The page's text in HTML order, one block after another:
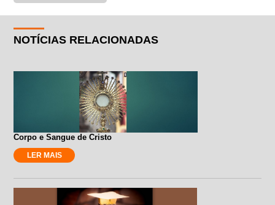
NOTÍCIAS RELACIONADAS
Corpo e Sangue de Cristo
LER MAIS